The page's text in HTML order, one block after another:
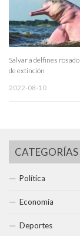
Salvar a delfines
de extinción
2022-08-10
CATEGORÍAS
Política
Economía
Deportes